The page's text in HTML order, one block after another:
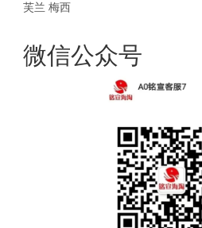
芙兰 梅西
微信公众号